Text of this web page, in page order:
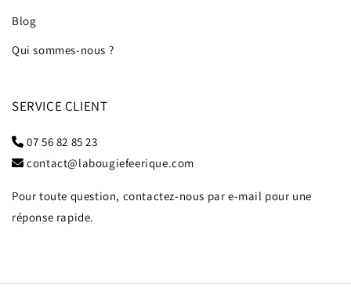
Blog
Qui sommes-nous ?
SERVICE CLIENT
07 56 82 85 23
contact@labougiefeerique.com
Pour toute question, contactez-nous par e-mail pour une
réponse rapide.